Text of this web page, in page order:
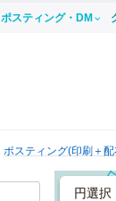
ポスティング・DM
ポスティング(印刷＋
円選択